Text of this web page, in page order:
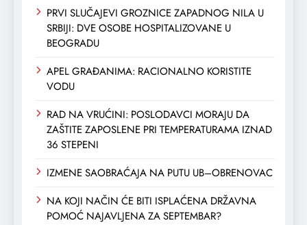
PRVI SLUČAJEVI GROZNICE ZAPADNOG NILA U
SRBIJI: DVE OSOBE HOSPITALIZOVANE U
BEOGRADU
APEL GRAĐANIMA: RACIONALNO KORISTITE
VODU
RAD NA VRUĆINI: POSLODAVCI MORAJU DA
ZAŠTITE ZAPOSLENE PRI TEMPERATURAMA IZNAD
36 STEPENI
IZMENE SAOBRAĆAJA NA PUTU UB–OBRENOVAC
NA KOJI NAČIN ĆE BITI ISPLAĆENA DRŽAVNA
POMOĆ NAJAVLJENA ZA SEPTEMBAR?